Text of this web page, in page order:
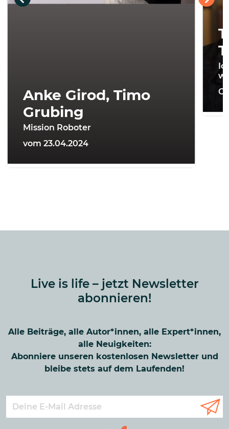
Anke Girod, Timo
Grubing
Mission Roboter
vom 23.04.2024
Live is life – jetzt Newsletter
abonnieren!
Alle Beiträge, alle Autor*innen, alle Expert*innen,
alle Neuigkeiten:
Abonniere unseren kostenlosen Newsletter und
bleibe stets auf dem Laufenden!